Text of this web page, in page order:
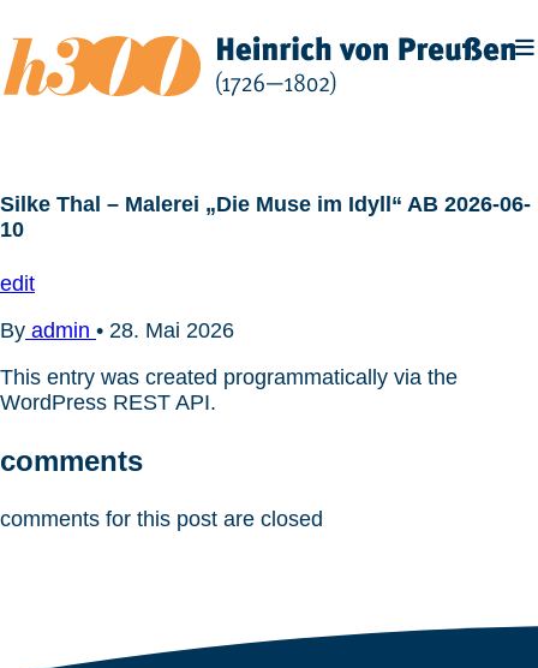
Inhalt
springen
Silke Thal – Malerei „Die Muse im Idyll“ AB 2026-06-
10
edit
By admin • 28. Mai 2026
This entry was created programmatically via the
WordPress REST API.
comments
comments for this post are closed